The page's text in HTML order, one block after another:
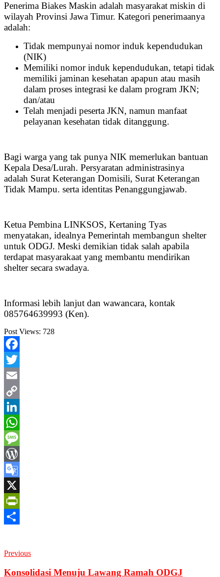
Penerima Biakes Maskin adalah masyarakat miskin di
wilayah Provinsi Jawa Timur. Kategori penerimaanya
adalah:
Tidak mempunyai nomor induk kependudukan
(NIK)
Memiliki nomor induk kependudukan, tetapi tidak
memiliki jaminan kesehatan apapun atau masih
dalam proses integrasi ke dalam program JKN;
dan/atau
Telah menjadi peserta JKN, namun manfaat
pelayanan kesehatan tidak ditanggung.
Bagi warga yang tak punya NIK memerlukan bantuan
Kepala Desa/Lurah. Persyaratan administrasinya
adalah Surat Keterangan Domisili, Surat Keterangan
Tidak Mampu. serta identitas Penanggungjawab.
Ketua Pembina LINKSOS, Kertaning Tyas
menyatakan, idealnya Pemerintah membangun shelter
untuk ODGJ. Meski demikian tidak salah apabila
terdapat masyarakaat yang membantu mendirikan
shelter secara swadaya.
Informasi lebih lanjut dan wawancara, kontak
085764639993 (Ken).
Post Views: 728
Facebook
Twitter
Email
Copy
Link
LinkedIn
WhatsApp
Message
WordPress
Google
Translate
X
PrintFriendly
Previous
Konsolidasi Menuju Lawang Ramah ODGJ